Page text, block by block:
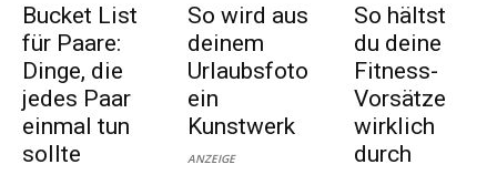
Bucket List
für Paare:
Dinge, die
jedes Paar
einmal tun
sollte
So wird aus
deinem
Urlaubsfoto
ein
Kunstwerk
ANZEIGE
So hältst
du deine
Fitness-
Vorsätze
wirklich
durch